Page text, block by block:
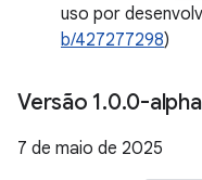
uso por
b/427277298)
Versão 1.0.0-
7 de maio de 2025